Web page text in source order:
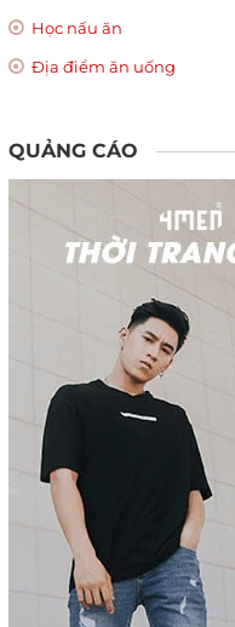
Học nấu ăn
Địa điểm ăn uống
QUẢNG CÁO